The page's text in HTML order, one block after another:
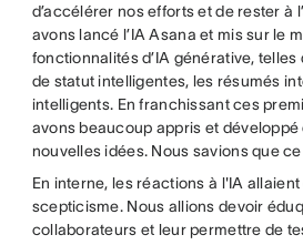
d’accélérer nos efforts et de rester à
avons lancé l’IA Asana et mis sur le
fonctionnalités d’IA générative, telles
de statut intelligentes, les résumés
intelligents. En franchissant ces
avons beaucoup appris et développé
nouvelles idées. Nous savions que
En interne, les réactions à l'IA
scepticisme. Nous allions devoir
collaborateurs et leur permettre de